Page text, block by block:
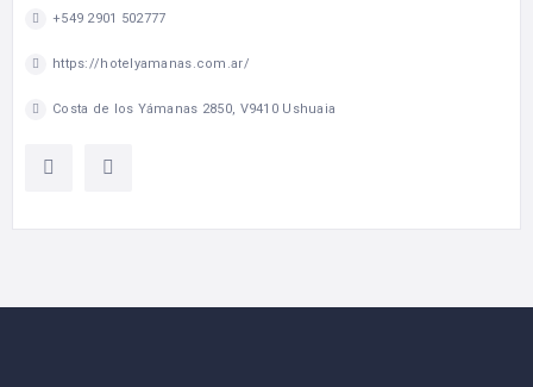
+549 2901 502777
https://hotelyamanas.com.ar/
Costa de los Yámanas 2850, V9410 Ushuaia